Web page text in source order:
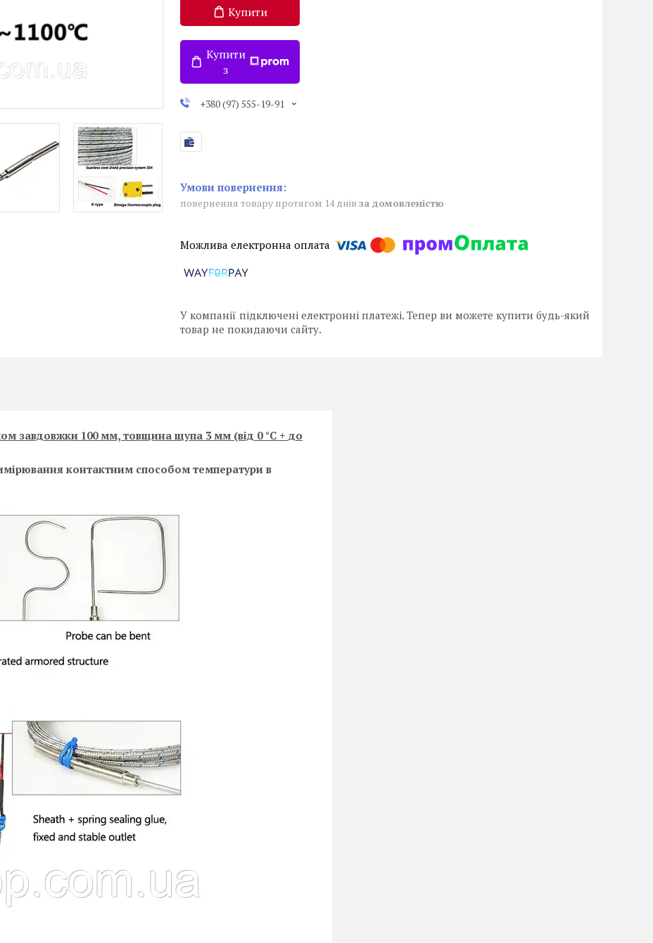
Купити
Купити
з
+380 (97) 555-19-91
повернення товару протягом 14 днів за домовленістю
У компанії підключені електронні платежі. Тепер ви можете купити будь-який
товар не покидаючи сайту.
завдовжки 100 мм, товщина щупа 3 мм (від 0 °C + до
контактним способом температури в